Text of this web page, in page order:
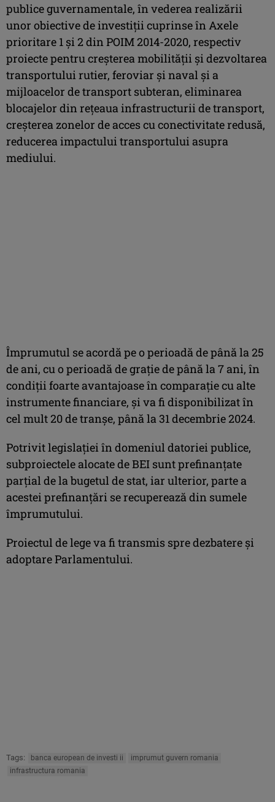
publice guvernamentale, în vederea realizării
unor obiective de investiţii cuprinse în Axele
prioritare 1 şi 2 din POIM 2014-2020, respectiv
proiecte pentru creşterea mobilităţii şi dezvoltarea
transportului rutier, feroviar şi naval şi a
mijloacelor de transport subteran, eliminarea
blocajelor din reţeaua infrastructurii de transport,
creşterea zonelor de acces cu conectivitate redusă,
reducerea impactului transportului asupra
mediului.
Împrumutul se acordă pe o perioadă de până la 25
de ani, cu o perioadă de graţie de până la 7 ani, în
condiţii foarte avantajoase în comparaţie cu alte
instrumente financiare, şi va fi disponibilizat în
cel mult 20 de tranşe, până la 31 decembrie 2024.
Potrivit legislaţiei în domeniul datoriei publice,
subproiectele alocate de BEI sunt prefinanţate
parţial de la bugetul de stat, iar ulterior, parte a
acestei prefinanţări se recuperează din sumele
împrumutului.
Proiectul de lege va fi transmis spre dezbatere şi
adoptare Parlamentului.
Tags: banca european de investi ii
imprumut guvern romania
infrastructura romania